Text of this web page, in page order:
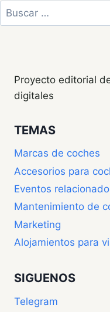
Buscar:
Proyecto editorial
digitales
TEMAS
Marcas de coches
Accesorios para
Eventos
Mantenimiento de
Marketing
Alojamientos para
SIGUENOS
Telegram